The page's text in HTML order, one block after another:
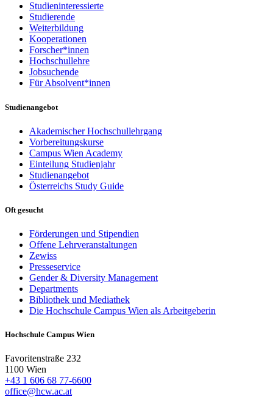
Studieninteressierte
Studierende
Weiterbildung
Kooperationen
Forscher*innen
Hochschullehre
Jobsuchende
Für Absolvent*innen
Studienangebot
Akademischer Hochschullehrgang
Vorbereitungskurse
Campus Wien Academy
Einteilung Studienjahr
Studienangebot
Österreichs Study Guide
Oft gesucht
Förderungen und Stipendien
Offene Lehrveranstaltungen
Zewiss
Presseservice
Gender & Diversity Management
Departments
Bibliothek und Mediathek
Die Hochschule Campus Wien als Arbeitgeberin
Hochschule Campus Wien
Favoritenstraße 232
1100 Wien
+43 1 606 68 77-6600
office@hcw.ac.at